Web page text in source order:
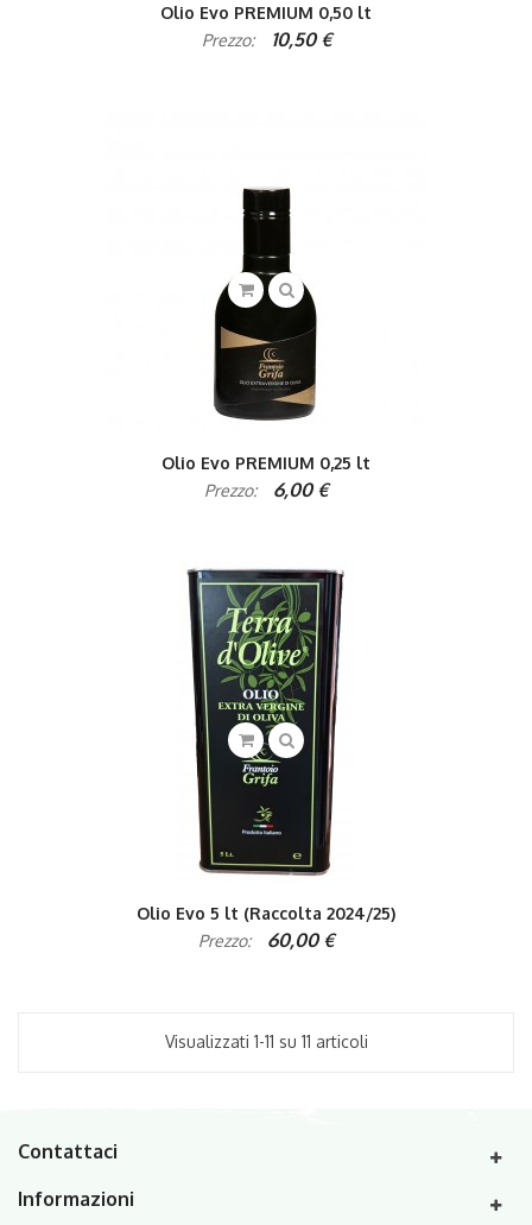
Olio Evo PREMIUM 0,50 lt
Prezzo:
10,50 €
Olio Evo PREMIUM 0,25 lt
Prezzo:
6,00 €
Olio Evo 5 lt (Raccolta 2024/25)
Prezzo:
60,00 €
Visualizzati 1-11 su 11 articoli
Contattaci
Informazioni